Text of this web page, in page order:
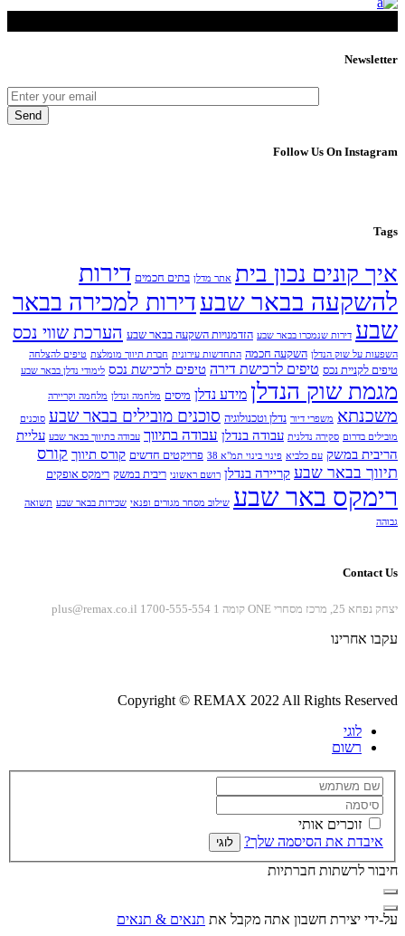
Newsletter
Follow Us On Instagram
Tags
איך קונים נכון בית אתר מדלן בתים חכמים דירות
להשקעה בבאר שבעדירות למכירה בבאר
שבע דירות שנמכרו בבאר שבע הזדמנויות השקעה בבאר שבע הערכת שווי נכס
השפעות על שוק הנדלן השקעה חכמה התחדשות עירונית חברת תיווך מומלצת טיפים להצלחה
טיפים לקניית נכס טיפים לרכישת דירה טיפים לרכישת נכס לימודי נדלן בבאר שבע
מגמת שוק הנדלן מידע נדלן מיסים מלחמה ונדלן מלחמה וקריירה
משכנתא משפרי דיור נדלן וטכנולוגיה סוכנים מובילים בבאר שבע סוכנים
מובילים בדרום סקירה נדלנית עבודה בנדלן עבודה בתיווך עבודה בתיווך בבאר שבע עליית
הריבית במשק עם כלביא פינוי בינוי תמ"א 38 פרויקטים חדשים קורס תיווך קורס
תיווך בבאר שבע קריירה בנדלן רושם ראשוני ריבית במשק רימקס אופקים
רימקס באר שבע שילוב מסחר מגורים ופנאי שכירות בבאר שבע תשואה
גבוהה
Contact Us
יצחק נפחא 25, מרכז מסחרי ONE קומה 1 1700-555-554
plus@remax.co.il
עקבו אחרינו
Copyright © REMAX 2022 All Rights Reserved
לוגי
רשום
זוכרים אותי
איבדת את הסיסמה שלך?
לוגי
חיבור לרשתות חברתיות
על-ידי יצירת חשבון אתה מקבל את תנאים & תנאים